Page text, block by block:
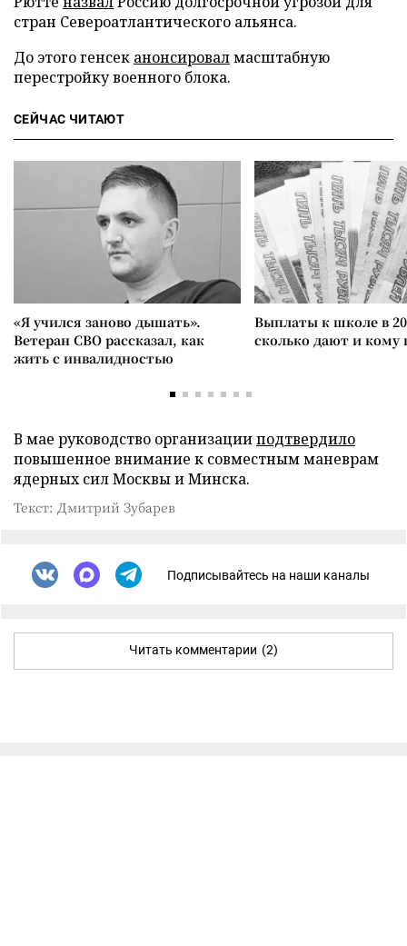
стран Североатлантического альянса.
До этого генсек анонсировалмасштабную
перестройку военного блока.
СЕЙЧАС ЧИТАЮТ
«Я учился заново дышать».
Ветеран СВО рассказал, как
жить с инвалидностью
Выплаты к школе в
сколько дают и
В мае руководство организацииподтвердило
повышенное внимание к совместным маневрам
ядерных сил Москвы и Минска.
Текст: Дмитрий Зубарев
Подписывайтесь на наши каналы
Читать комментарии (2)